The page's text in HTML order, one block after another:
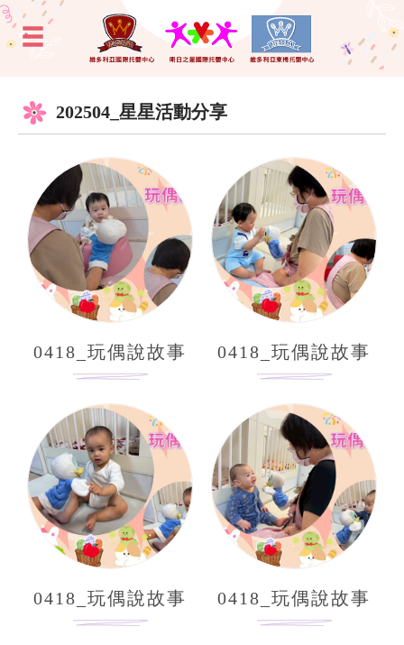
202504_星星活動分享
0418_玩偶說故事 0418_玩偶說故事
0418_玩偶說故事 0418_玩偶說故事